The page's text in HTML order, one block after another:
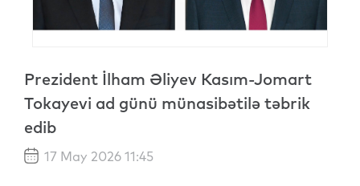
Prezident İlham Əliyev Kasım-Jomart
Tokayevi ad günü münasibətilə təbrik
edib
17 May 2026 11:45